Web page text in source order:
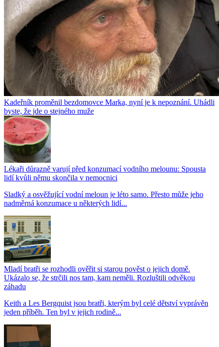
Kadeřník proměnil bezdomovce Marka, nyní je k nepoznání. Uhádli
byste, že jde o stejného muže
Lékaři důrazně varují před konzumací vodního melounu: Spousta
lidí kvůli němu skončila v nemocnici
Sladký a osvěžující vodní meloun je léto samo. Přesto může jeho
nadměrná konzumace u některých lidí...
Mladí bratři se rozhodli ověřit si starou pověst o jejich domě.
Ukázalo se, že strčili nos tam, kam neměli. Rozluštili odvěkou
záhadu
Keith a Les Bergquist jsou bratři, kterým byl celé dětství vyprávěn
jeden příběh. Ten byl v jejich rodině...